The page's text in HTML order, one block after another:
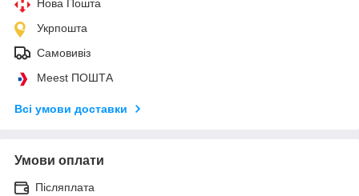
Нова Пошта
Укрпошта
Самовивіз
Meest ПОШТА
Всі умови доставки
Умови оплати
Післяплата